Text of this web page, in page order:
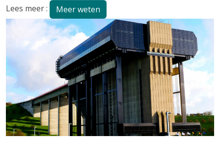
Lees meer : Meer weten